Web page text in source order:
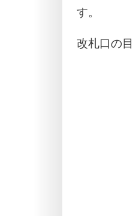
す。
改札口の